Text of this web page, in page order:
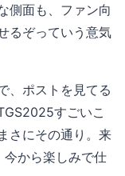
側面も、ファン向
るぞっていう意気
、ポストを見てる
すごいこ
さにその通り。来
から楽しみで仕